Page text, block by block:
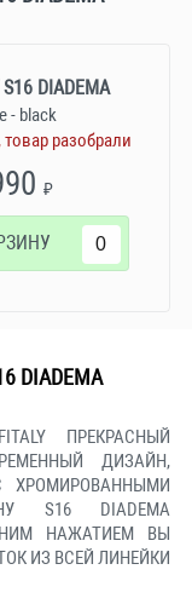
S16 DIADEMA
- black
разобрали
₽
DIADEMA
ПРЕКРАСНЫЙ
ДИЗАЙН,
S16 DIADEMA
НАЖАТИЕМ ВЫ
ИЗ ВСЕЙ ЛИНЕЙКИ